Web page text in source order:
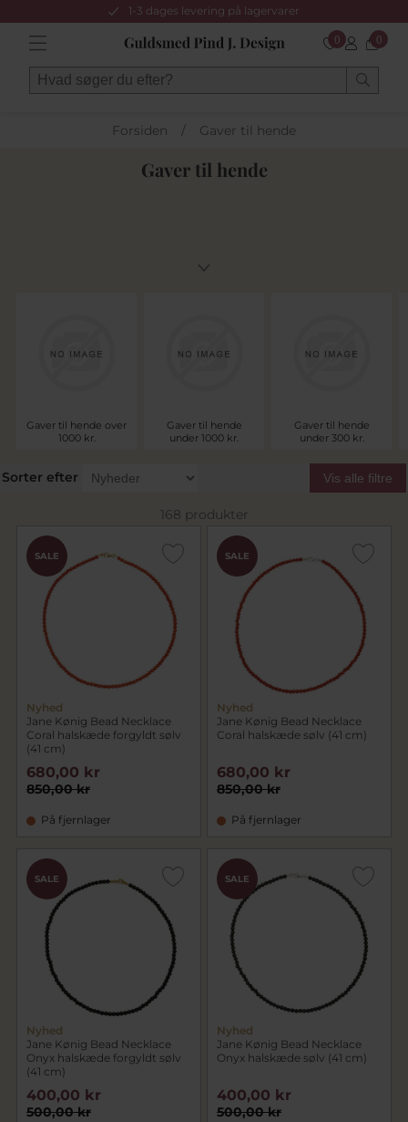
1-3 dages levering på lagervarer
0 0
Forsiden / Gaver til hende
Gaver til hende
Gaver til hende over
1000 kr.
Gaver til hende
under 1000 kr.
Gaver til hende
under 300 kr.
Sorter efter Vis alle filtre
168 produkter
SALE
Nyhed
Jane Kønig Bead Necklace
Coral halskæde forgyldt sølv
(41 cm)
850,00 kr
680,00 kr
På fjernlager
SALE
Nyhed
Jane Kønig Bead Necklace
Coral halskæde sølv (41 cm)
850,00 kr
680,00 kr
På fjernlager
SALE
Nyhed
Jane Kønig Bead Necklace
Onyx halskæde forgyldt sølv
(41 cm)
500,00 kr
400,00 kr
SALE
Nyhed
Jane Kønig Bead Necklace
Onyx halskæde sølv (41 cm)
500,00 kr
400,00 kr